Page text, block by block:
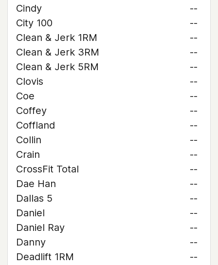
Cindy
--
City 100
--
Clean & Jerk 1RM
--
Clean & Jerk 3RM
--
Clean & Jerk 5RM
--
Clovis
--
Coe
--
Coffey
--
Coffland
--
Collin
--
Crain
--
CrossFit Total
--
Dae Han
--
Dallas 5
--
Daniel
--
Daniel Ray
--
Danny
--
Deadlift 1RM
--